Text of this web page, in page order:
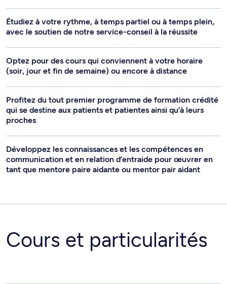
Étudiez à votre rythme, à temps partiel ou à temps plein,
avec le soutien de notre service-conseil à la réussite
Optez pour des cours qui conviennent à votre horaire
(soir, jour et fin de semaine) ou encore à distance
Profitez du tout premier programme de formation crédité
qui se destine aux patients et patientes ainsi qu’à leurs
proches
Développez les connaissances et les compétences en
communication et en relation d’entraide pour œuvrer en
tant que mentore paire aidante ou mentor pair aidant
Cours et particularités